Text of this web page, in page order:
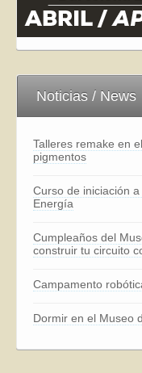
Noticias / News
Talleres remake en
pigmentos
Curso de iniciación
Energía
Cumpleaños del
construir tu circuito
Campamento
Dormir en el Museo